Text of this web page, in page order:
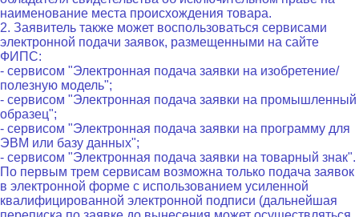
наименование места происхождения товара.
2. Заявитель также может воспользоваться сервисами
электронной подачи заявок, размещенными на сайте
ФИПС:
- сервисом "Электронная подача заявки на изобретение/
полезную модель";
- сервисом "Электронная подача заявки на промышленный
образец";
- сервисом "Электронная подача заявки на программу для
ЭВМ или базу данных";
- сервисом "Электронная подача заявки на товарный знак".
По первым трем сервисам возможна только подача заявок
в электронной форме с использованием усиленной
квалифицированной электронной подписи (дальнейшая